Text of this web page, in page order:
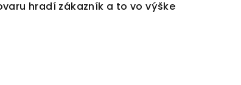
hradí zákazník a to vo výške